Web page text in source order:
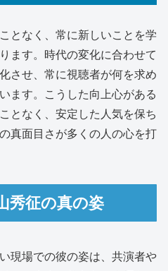
となく、常に新しいことを学
ます。時代の変化に合わせて
させ、常に視聴者が何を求め
ます。こうした向上心がある
となく、安定した人気を保ち
真面目さが多くの人の心を打
秀征の真の姿
現場での彼の姿は、共演者や